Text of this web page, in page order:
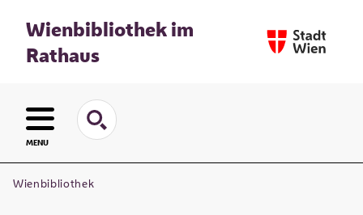
Wienbibliothek im
Rathaus
MENU
Wienbibliothek